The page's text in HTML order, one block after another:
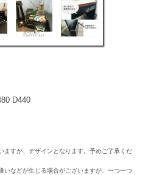
D440
すが、デザインとなります。予めご了承くだ
などが生じる場合がございますが、一つ一つ